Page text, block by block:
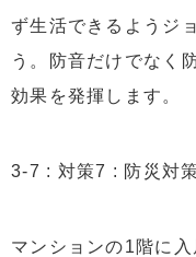
ず生活できるようジ
う。防音だけでなく
効果を発揮します。
3-7 : 対策7 : 防災対
マンションの1階に